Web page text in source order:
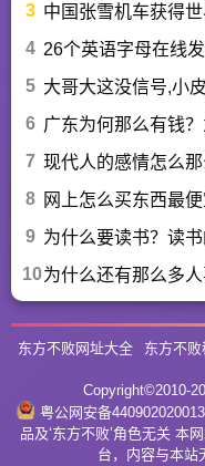
3 中国张雪机车获得
4 26个英语字母在线
5 大哥大这没信号,小
6 广东为何那么有钱
7 现代人的感情怎么
8
网上怎么买东西最
9 为什么要读书？读
10为什么还有那么多
东方不败网址大全 东方不败
Copyright©2010-
粤公网安备
品及‘东方不败’角色无关 本
台，内容与本站